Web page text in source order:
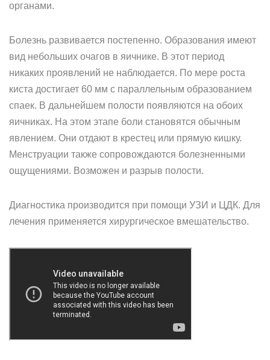
органами.
Болезнь развивается постепенно. Образования имеют
вид небольших очагов в яичнике. В этот период
никаких проявлений не наблюдается. По мере роста
киста достигает 60 мм с параллельным образованием
спаек. В дальнейшем полости появляются на обоих
яичниках. На этом этапе боли становятся обычным
явлением. Они отдают в крестец или прямую кишку.
Менструации также сопровождаются болезненными
ощущениями. Возможен и разрыв полости.
Диагностика производится при помощи УЗИ и ЦДК. Для
лечения применяется хирургическое вмешательство.